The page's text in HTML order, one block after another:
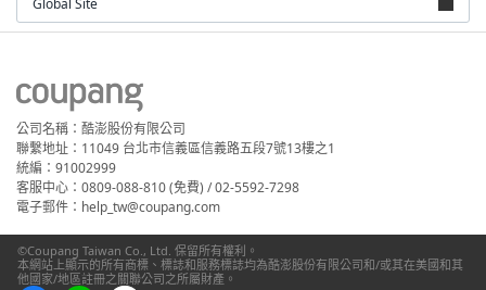
公司名稱：酷澎股份有限公司
聯繫地址：11049 台北市信義區信義路五段7號13樓之1
統編：91002999
客服中心：0809-088-810 (免費) / 02-5592-7298
電子郵件：help_tw@coupang.com
©Coupang Taiwan Co., Ltd. 保留所有權利。
本網站上顯示的所有商標、標誌和服務標誌均為酷澎股份有限公司和/或其在美國和其
他國家/地區註冊之關聯公司之所屬財產。